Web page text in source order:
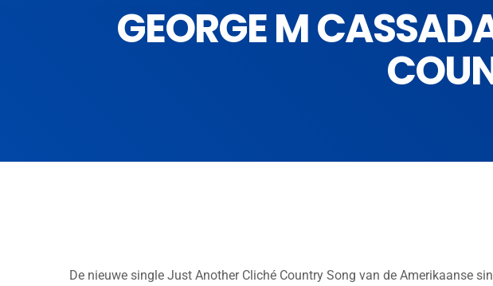
GEORGE M
De nieuwe single Just Another Cliché Country Song van de Amerikaanse